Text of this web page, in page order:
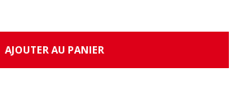
AJOUTER AU PANIER